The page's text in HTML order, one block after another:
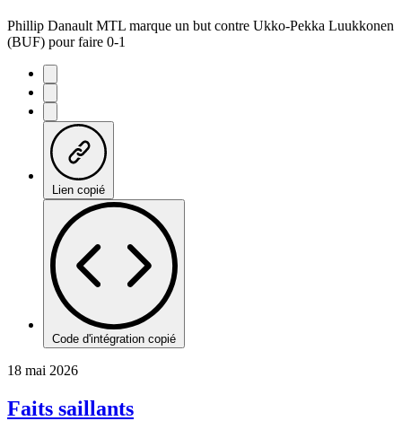
Phillip Danault MTL marque un but contre Ukko-Pekka Luukkonen
(BUF) pour faire 0-1
Lien copié
Code d'intégration copié
18 mai 2026
Faits saillants